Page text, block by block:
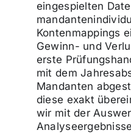
eingespielten
Kontenmappings
Gewinn- und
erste
mit dem
Mandanten
diese exakt
wir mit der